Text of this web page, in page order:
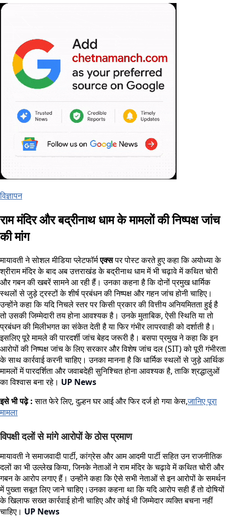
विज्ञापन
राम मंदिर और बद्रीनाथ धाम के मामलों की निष्पक्ष जांच
की मांग
मायावती ने सोशल मीडिया प्लेटफॉर्मएक्सपर पोस्ट करते हुए कहा कि अयोध्या के
श्रीराम मंदिर के बाद अब उत्तराखंड के बद्रीनाथ धाम में भी चढ़ावे में कथित चोरी
और गबन की खबरें सामने आ रही हैं। उनका कहना है कि दोनों प्रमुख धार्मिक
स्थलों से जुड़े ट्रस्टों के शीर्ष प्रबंधन की निष्पक्ष और गहन जांच होनी चाहिए।
उन्होंने कहा कि यदि निचले स्तर पर किसी प्रकार की वित्तीय अनियमितता हुई है
तो उसकी जिम्मेदारी तय होना आवश्यक है। उनके मुताबिक, ऐसी स्थिति या तो
प्रबंधन की मिलीभगत का संकेत देती है या फिर गंभीर लापरवाही को दर्शाती है।
इसलिए पूरे मामले की पारदर्शी जांच बेहद जरूरी है। बसपा प्रमुख ने कहा कि इन
आरोपों की निष्पक्ष जांच के लिए सरकार और विशेष जांच दल (SIT) को पूरी गंभीरता
के साथ कार्रवाई करनी चाहिए। उनका मानना है कि धार्मिक स्थलों से जुड़े आर्थिक
मामलों में पारदर्शिता और जवाबदेही सुनिश्चित होना आवश्यक है, ताकि श्रद्धालुओं
का विश्वास बना रहे। UP News
इसे भी पढ़े :सात फेरे लिए, दुल्हन घर आई और फिर दर्ज हो गया केस,जानिए पूरा
मामला
विपक्षी दलों से मांगे आरोपों के ठोस प्रमाण
मायावती ने समाजवादी पार्टी, कांग्रेस और आम आदमी पार्टी सहित उन राजनीतिक
दलों का भी उल्लेख किया, जिनके नेताओं ने राम मंदिर के चढ़ावे में कथित चोरी और
गबन के आरोप लगाए हैं। उन्होंने कहा कि ऐसे सभी नेताओं से इन आरोपों के समर्थन
में पुख्ता सबूत लिए जाने चाहिए।उनका कहना था कि यदि आरोप सही हैं तो दोषियों
के खिलाफ सख्त कार्रवाई होनी चाहिए और कोई भी जिम्मेदार व्यक्ति बचना नहीं
चाहिए। UP News